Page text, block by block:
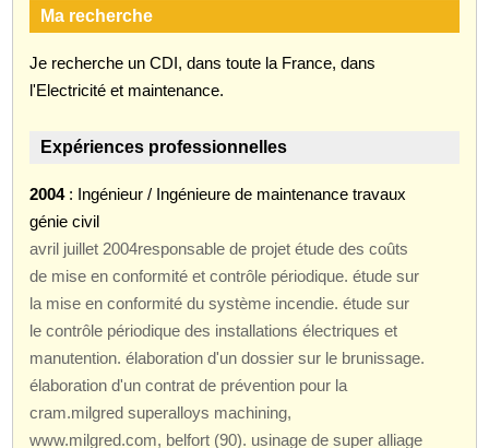
Ma recherche
Je recherche un CDI, dans toute la France, dans
l'Electricité et maintenance.
Expériences professionnelles
2004: Ingénieur / Ingénieure de maintenance travaux
génie civil
avril juillet 2004responsable de projet étude des coûts
de mise en conformité et contrôle périodique. étude sur
la mise en conformité du système incendie. étude sur
le contrôle périodique des installations électriques et
manutention. élaboration d'un dossier sur le brunissage.
élaboration d'un contrat de prévention pour la
cram.milgred superalloys machining,
www.milgred.com, belfort (90). usinage de super alliage